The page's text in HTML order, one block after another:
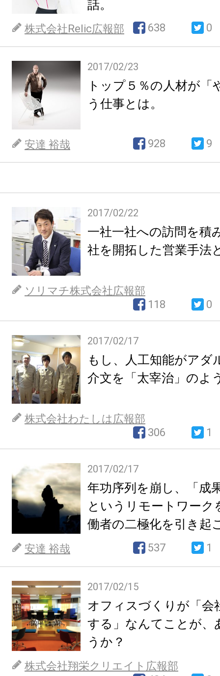
話。
株式会社Relic広報部 638 0
2017/02/23
トップ５％の人材が「
う仕事とは。
安達 裕哉 928 9
2017/02/22
一社一社への訪問を積
社を開拓した営業手法
ソリマチ株式会社広報部
118
0
2017/02/17
もし、人工知能がアダ
介文を「太宰治」のよ
株式会社わたしは広報部
306
1
2017/02/17
年功序列を崩し、「成
というリモートワーク
働者の二極化を引き起
安達 裕哉 537 1
2017/02/15
オフィスづくりが「会
する」なんてことが、
うか？
株式会社翔栄クリエイト広報部